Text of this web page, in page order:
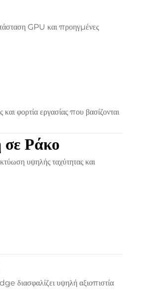
GPU και προηγμένες
φορτία εργασίας που βασίζονται
σε Ράκο
υψηλής ταχύτητας και
διασφαλίζει υψηλή αξιοπιστία